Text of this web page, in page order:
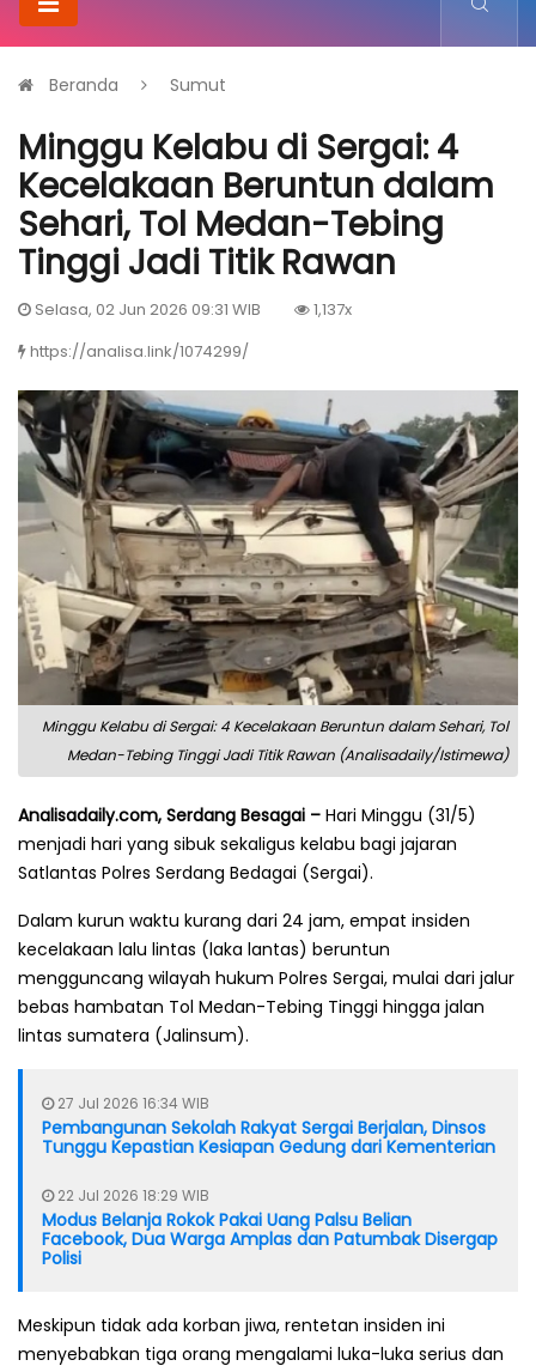
Beranda Sumut
Minggu Kelabu di Sergai: 4
Kecelakaan Beruntun dalam
Sehari, Tol Medan-Tebing
Tinggi Jadi Titik Rawan
Selasa, 02 Jun 2026 09:31 WIB
1,137x
https://analisa.link/1074299/
Minggu Kelabu di Sergai: 4 Kecelakaan Beruntun dalam Sehari, Tol
Medan-Tebing Tinggi Jadi Titik Rawan (Analisadaily/Istimewa)
Analisadaily.com, Serdang Besagai – Hari Minggu (31/5)
menjadi hari yang sibuk sekaligus kelabu bagi jajaran
Satlantas Polres Serdang Bedagai (Sergai).
Dalam kurun waktu kurang dari 24 jam, empat insiden
kecelakaan lalu lintas (laka lantas) beruntun
mengguncang wilayah hukum Polres Sergai, mulai dari jalur
bebas hambatan Tol Medan-Tebing Tinggi hingga jalan
lintas sumatera (Jalinsum).
27 Jul 2026 16:34 WIB
Pembangunan Sekolah Rakyat Sergai Berjalan, Dinsos
Tunggu Kepastian Kesiapan Gedung dari Kementerian
22 Jul 2026 18:29 WIB
Modus Belanja Rokok Pakai Uang Palsu Belian
Facebook, Dua Warga Amplas dan Patumbak Disergap
Polisi
Meskipun tidak ada korban jiwa, rentetan insiden ini
menyebabkan tiga orang mengalami luka-luka serius dan